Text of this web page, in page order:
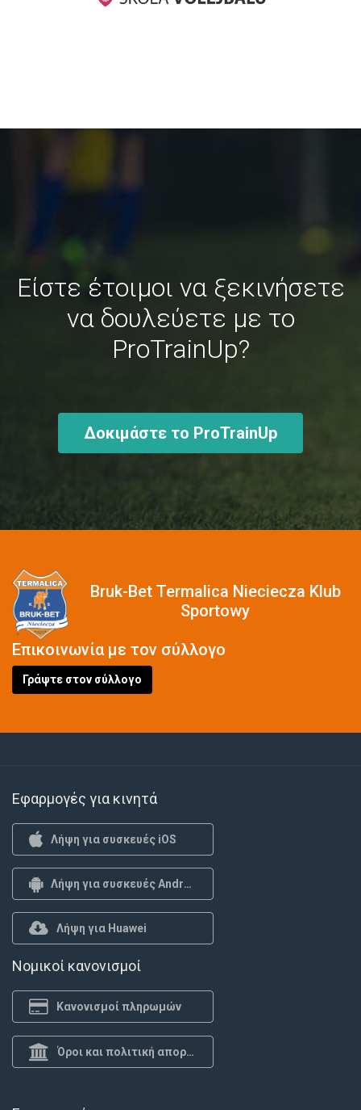
Είστε έτοιμοι να ξεκινήσετε
να δουλεύετε με το
ProTrainUp?
Δοκιμάστε το ProTrainUp
Bruk-Bet Termalica Nieciecza Klub
Sportowy
Επικοινωνία με τον σύλλογο
Γράψτε στον σύλλογο
Εφαρμογές για κινητά
Λήψη για συσκευές iOS
Λήψη για συσκευές Android
Λήψη για Huawei
Νομικοί κανονισμοί
Κανονισμοί πληρωμών
Όροι και πολιτική απορρήτου